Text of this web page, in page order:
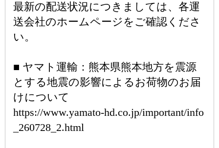
最新の配送状況につきましては、各運
送会社のホームページをご確認くださ
い。
■ ヤマト運輸：熊本県熊本地方を震源
とする地震の影響によるお荷物のお届
けについて
https://www.yamato-hd.co.jp/important/info
_260728_2.html